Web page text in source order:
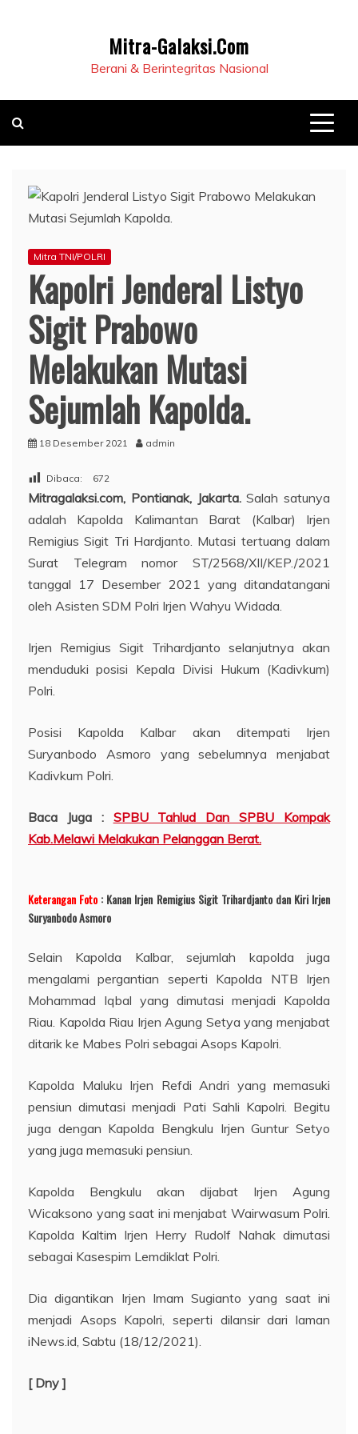
Mitra-Galaksi.Com
Berani & Berintegritas Nasional
Mitra TNI/POLRI
Kapolri Jenderal Listyo
Sigit Prabowo
Melakukan Mutasi
Sejumlah Kapolda.
18 Desember 2021 admin
Dibaca: 672
Mitragalaksi.com, Pontianak, Jakarta.Salah satunya
adalah Kapolda Kalimantan Barat (Kalbar) Irjen
Remigius Sigit Tri Hardjanto. Mutasi tertuang dalam
Surat Telegram nomor ST/2568/XII/KEP./2021
tanggal 17 Desember 2021 yang ditandatangani
oleh Asisten SDM Polri Irjen Wahyu Widada.
Irjen Remigius Sigit Trihardjanto selanjutnya akan
menduduki posisi Kepala Divisi Hukum (Kadivkum)
Polri.
Posisi Kapolda Kalbar akan ditempati Irjen
Suryanbodo Asmoro yang sebelumnya menjabat
Kadivkum Polri.
Baca Juga : SPBU Tahlud Dan SPBU Kompak
Kab.Melawi Melakukan Pelanggan Berat.
Keterangan Foto : Kanan Irjen Remigius Sigit Trihardjanto dan Kiri Irjen
Suryanbodo Asmoro
Selain Kapolda Kalbar, sejumlah kapolda juga
mengalami pergantian seperti Kapolda NTB Irjen
Mohammad Iqbal yang dimutasi menjadi Kapolda
Riau. Kapolda Riau Irjen Agung Setya yang menjabat
ditarik ke Mabes Polri sebagai Asops Kapolri.
Kapolda Maluku Irjen Refdi Andri yang memasuki
pensiun dimutasi menjadi Pati Sahli Kapolri. Begitu
juga dengan Kapolda Bengkulu Irjen Guntur Setyo
yang juga memasuki pensiun.
Kapolda Bengkulu akan dijabat Irjen Agung
Wicaksono yang saat ini menjabat Wairwasum Polri.
Kapolda Kaltim Irjen Herry Rudolf Nahak dimutasi
sebagai Kasespim Lemdiklat Polri.
Dia digantikan Irjen Imam Sugianto yang saat ini
menjadi Asops Kapolri, seperti dilansir dari laman
iNews.id, Sabtu (18/12/2021).
[ Dny ]